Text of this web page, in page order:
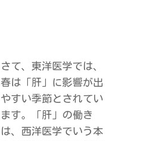
さて、東洋医学では、
春は「肝」に影響が出
やすい季節と されてい
ます。「肝」の働き
は、西洋医学でいう本